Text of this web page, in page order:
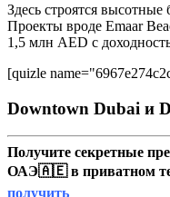
Здесь строятся
Проекты вроде Emaar
1,5 млн AED с
[quizle
Downtown Dubai и
Получите секретные
ОАЭ🇦🇪 в приватном
получить